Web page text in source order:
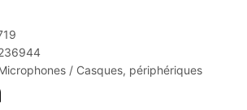
/ Casques, périphériques